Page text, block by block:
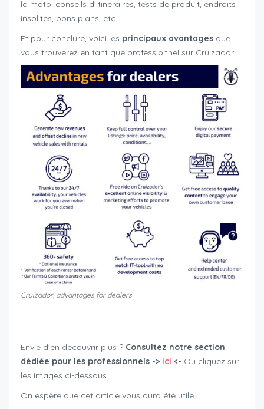
la moto: conseils d’itinéraires, tests de produit, endroits
insolites, bons plans, etc.
Et pour conclure, voici les principaux avantages que
vous trouverez en tant que professionnel sur Cruizador.
Cruizador, advantages for dealers
Envie d’en découvrir plus ? Consultez notre section
dédiée pour les professionnels -> ici <- Ou cliquez sur
les images ci-dessous.
On espère que cet article vous aura été utile.